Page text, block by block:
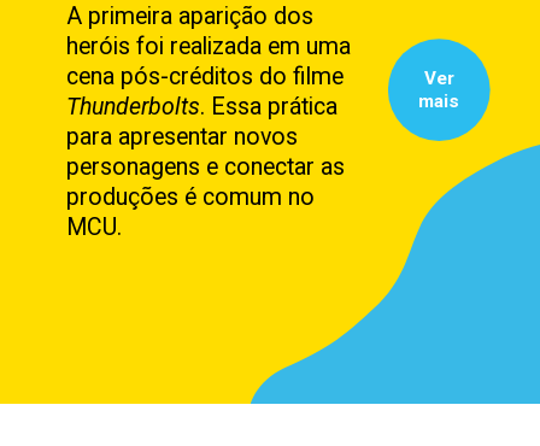
Ver
mais
A primeira aparição dos
heróis foi realizada em uma
cena pós-créditos do filme
Thunderbolts. Essa prática
para apresentar novos
personagens e conectar as
produções é comum no
MCU.